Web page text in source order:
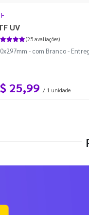
UV
(25 avaliações)
- com Branco -
25,99 / 1 unidade